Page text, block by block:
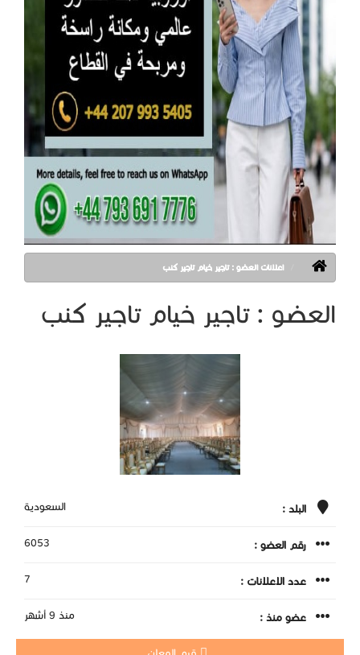
اعلانات العضو : تاجير خيام تاجير كنب
العضو : تاجير خيام تاجير كنب
البلد : السعودية
رقم العضو : 6053
عدد الاعلانات : 7
عضو منذ : منذ 9 أشهر